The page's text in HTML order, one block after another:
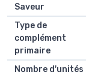
Saveur
Type de
complément
primaire
Nombre d'unités